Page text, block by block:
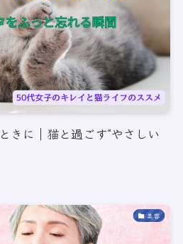
きに｜猫と過ごす“やさしい
美容